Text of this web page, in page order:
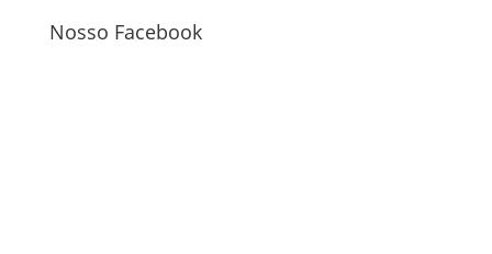
Nosso Facebook